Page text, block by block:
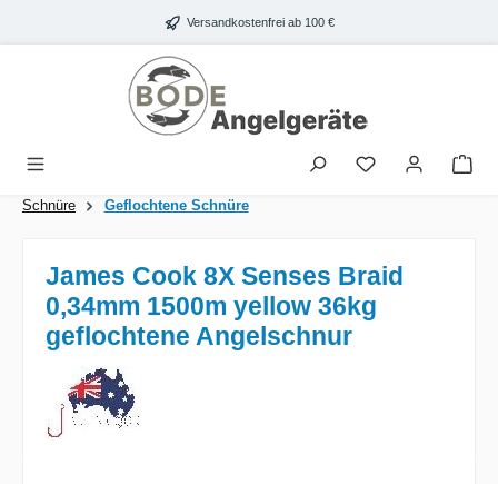
Zum Hauptinhalt springen Versandkostenfrei ab 100 €
Schnüre Geflochtene Schnüre
James Cook 8X Senses Braid
0,34mm 1500m yellow 36kg
geflochtene Angelschnur